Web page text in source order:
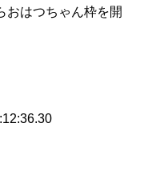
おはつちゃん枠を開